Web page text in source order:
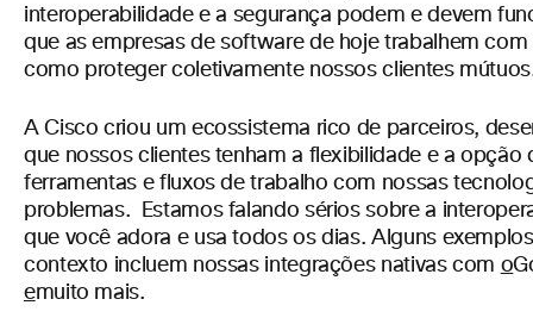
interoperabilidade e a segurança podem e devem
que as empresas de software de hoje trabalhem
como proteger coletivamente nossos clientes
A Cisco criou um ecossistema rico de parceiros,
que nossos clientes tenham a flexibilidade e a opção
ferramentas e fluxos de trabalho com nossas
problemas. Estamos falando sérios sobre a
que você adora e usa todos os dias. Alguns
contexto incluem nossas integrações nativas com o
emuito mais.